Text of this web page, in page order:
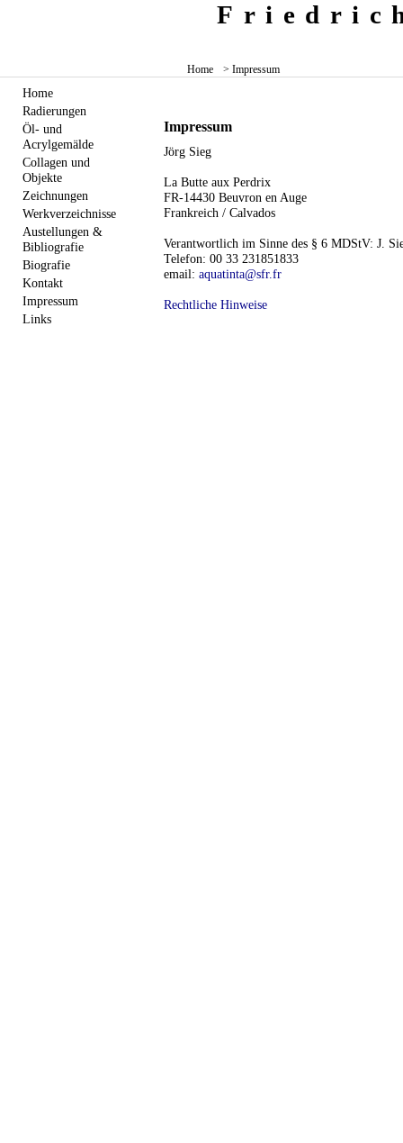
Home > Impressum
Impressum
Jörg Sieg
La Butte aux Perdrix
FR-14430 Beuvron en Auge
Frankreich / Calvados
Verantwortlich im Sinne des § 6 MDStV: J.
Telefon: 00 33 231851833
email: aquatinta@sfr.fr
Rechtliche Hinweise
Home
Radierungen
Öl- und
Acrylgemälde
Collagen und
Objekte
Zeichnungen
Werkverzeichnisse
Austellungen &
Bibliografie
Biografie
Kontakt
Impressum
Links